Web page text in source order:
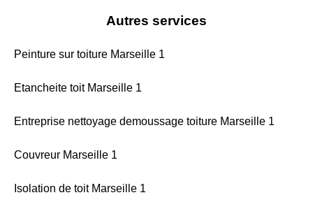
Autres services
Peinture sur toiture Marseille 1
Etancheite toit Marseille 1
Entreprise nettoyage demoussage toiture Marseille 1
Couvreur Marseille 1
Isolation de toit Marseille 1